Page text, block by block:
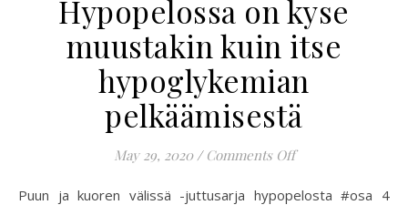
Hypopelossa on kyse
muustakin kuin itse
hypoglykemian
pelkäämisestä
May 29, 2020 / Comments Offon Hypopelossa
Puun ja kuoren välissä -juttusarja hypopelosta #osa 4